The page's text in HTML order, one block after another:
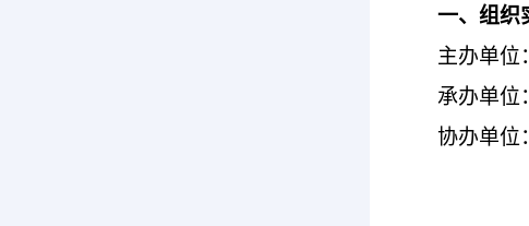
一、组织
主办单位
承办单位
协办单位